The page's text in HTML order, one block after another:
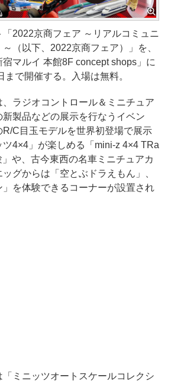
2022京商フェア ～リアルコミュニ
（以下、2022京商フェア）」を、
マルイ 本館8F concept shops」に
で開催する。入場は無料。
ラジオコントロール＆ミニチュア
製品などの展示を行なうイベン
R/C目玉モデルを世界初登場で展示
ツ4×4」が楽しめる「mini-z 4×4 TRa
」や、古今東西の名車ミニチュアカ
グからは「空とぶドラえもん」、
」を体験できるコーナーが設置され
ミニッツオートスケールコレクシ